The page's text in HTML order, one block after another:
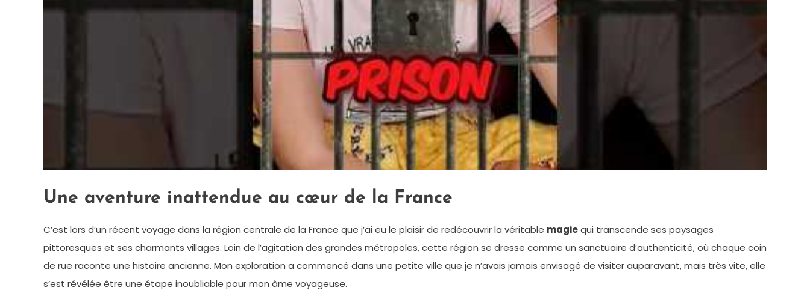
Une aventure inattendue au cœur de la France
C’est lors d’un récent voyage dans la région centrale de la France que j’ai eu le plaisir de redécouvrir la véritable magiequi transcende ses paysages
pittoresques et ses charmants villages. Loin de l’agitation des grandes métropoles, cette région se dresse comme un sanctuaire d’authenticité, où chaque coin
de rue raconte une histoire ancienne. Mon exploration a commencé dans une petite ville que je n’avais jamais envisagé de visiter auparavant, mais très vite, elle
s’est révélée être une étape inoubliable pour mon âme voyageuse.